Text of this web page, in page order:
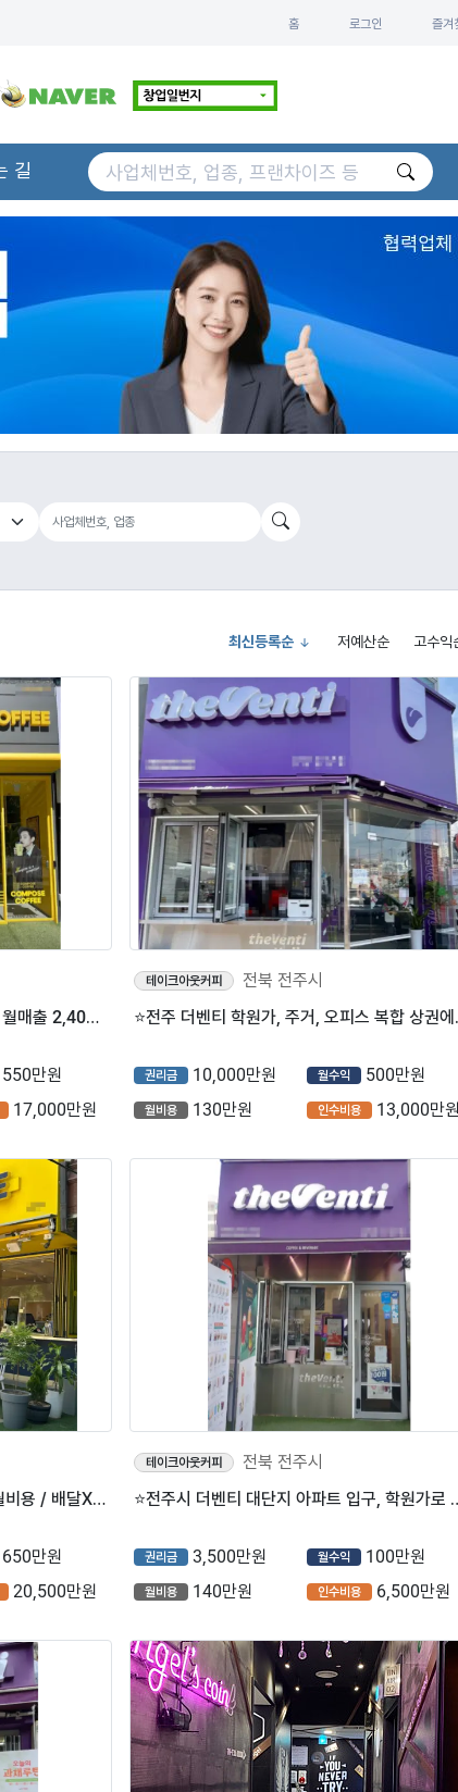
홈 로그인 즐겨
길
최신등록순 저예산순 고수익
■[ 전북 전주시]■ 컴포즈커피 ■ 월매출 2,400만원 나오는매장 나왔습니다.■
550만원
17,000만원
테이크아웃커피
전북 전주시
⭐전주 더벤
권리금 10,000만원 월수익 500만원
월비용 130만원 인수비용 13,000만
⭐️[전주] 빽다방 양도양수 / 낮은 월비용 / 배달X / 리뉴얼 완료매장！⭐️
650만원
20,500만원
테이크아웃커피
전북 전주시
⭐전주시 더벤티 대단
권리금 3,500만원 월수익 100만원
월비용 140만원 인수비용 6,500만원